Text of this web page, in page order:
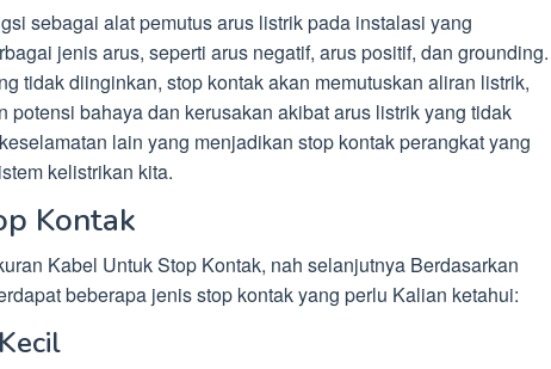
sebagai alat pemutus arus listrik pada instalasi yang
jenis arus, seperti arus negatif, arus positif, dan grounding.
tidak diinginkan, stop kontak akan memutuskan aliran listrik,
potensi bahaya dan kerusakan akibat arus listrik yang tidak
lain yang menjadikan stop kontak perangkat yang
kelistrikan kita.
Kontak
Kabel Untuk Stop Kontak, nah selanjutnya Berdasarkan
beberapa jenis stop kontak yang perlu Kalian ketahui: